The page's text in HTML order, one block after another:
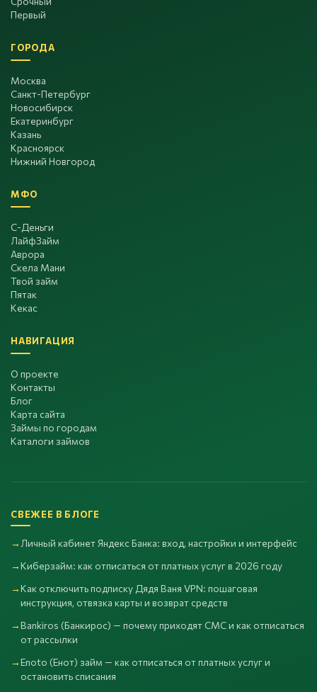
Первый
ГОРОДА
Москва
Санкт-Петербург
Новосибирск
Екатеринбург
Казань
Красноярск
Нижний Новгород
МФО
С-Деньги
ЛайфЗайм
Аврора
Скела Мани
Твой займ
Пятак
Кекас
НАВИГАЦИЯ
О проекте
Контакты
Блог
Карта сайта
Займы по городам
Каталоги займов
СВЕЖЕЕ В БЛОГЕ
Личный кабинет Яндекс Банка: вход, настройки и интерфейс
Киберзайм: как отписаться от платных услуг в 2026 году
Как отключить подписку Дядя Ваня VPN: пошаговая
инструкция, отвязка карты и возврат средств
Bankiros (Банкирос) — почему приходят СМС и как отписаться
от рассылки
Enoto (Енот) займ — как отписаться от платных услуг и
остановить списания